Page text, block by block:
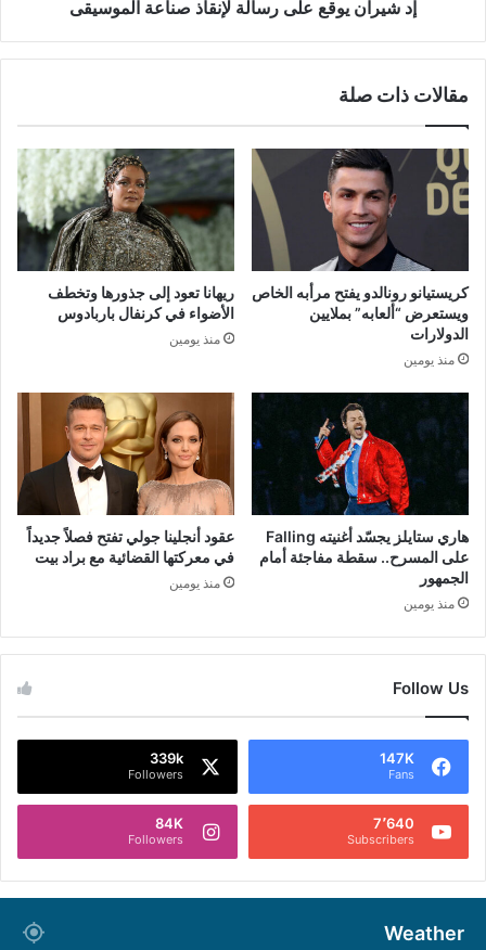
إد شيران يوقع على رسالة لإنقاذ صناعة الموسيقى
مقالات ذات صلة
كريستيانو رونالدو يفتح مرأبه الخاص
ويستعرض “ألعابه” بملايين
الدولارات
منذ يومين
ريهانا تعود إلى جذورها وتخطف
الأضواء في كرنفال باربادوس
منذ يومين
هاري ستايلز يجسّد أغنيته Falling
على المسرح.. سقطة مفاجئة أمام
الجمهور
منذ يومين
عقود أنجلينا جولي تفتح فصلاً جديداً
في معركتها القضائية مع براد بيت
منذ يومين
Follow Us
147K
Fans
339k
Followers
7٬640
Subscribers
84K
Followers
Weather